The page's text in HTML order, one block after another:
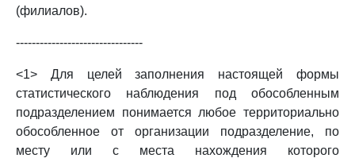
(филиалов).
--------------------------------
<1> Для целей заполнения настоящей формы
статистического наблюдения под обособленным
подразделением понимается любое территориально
обособленное от организации подразделение, по
месту или с места нахождения которого